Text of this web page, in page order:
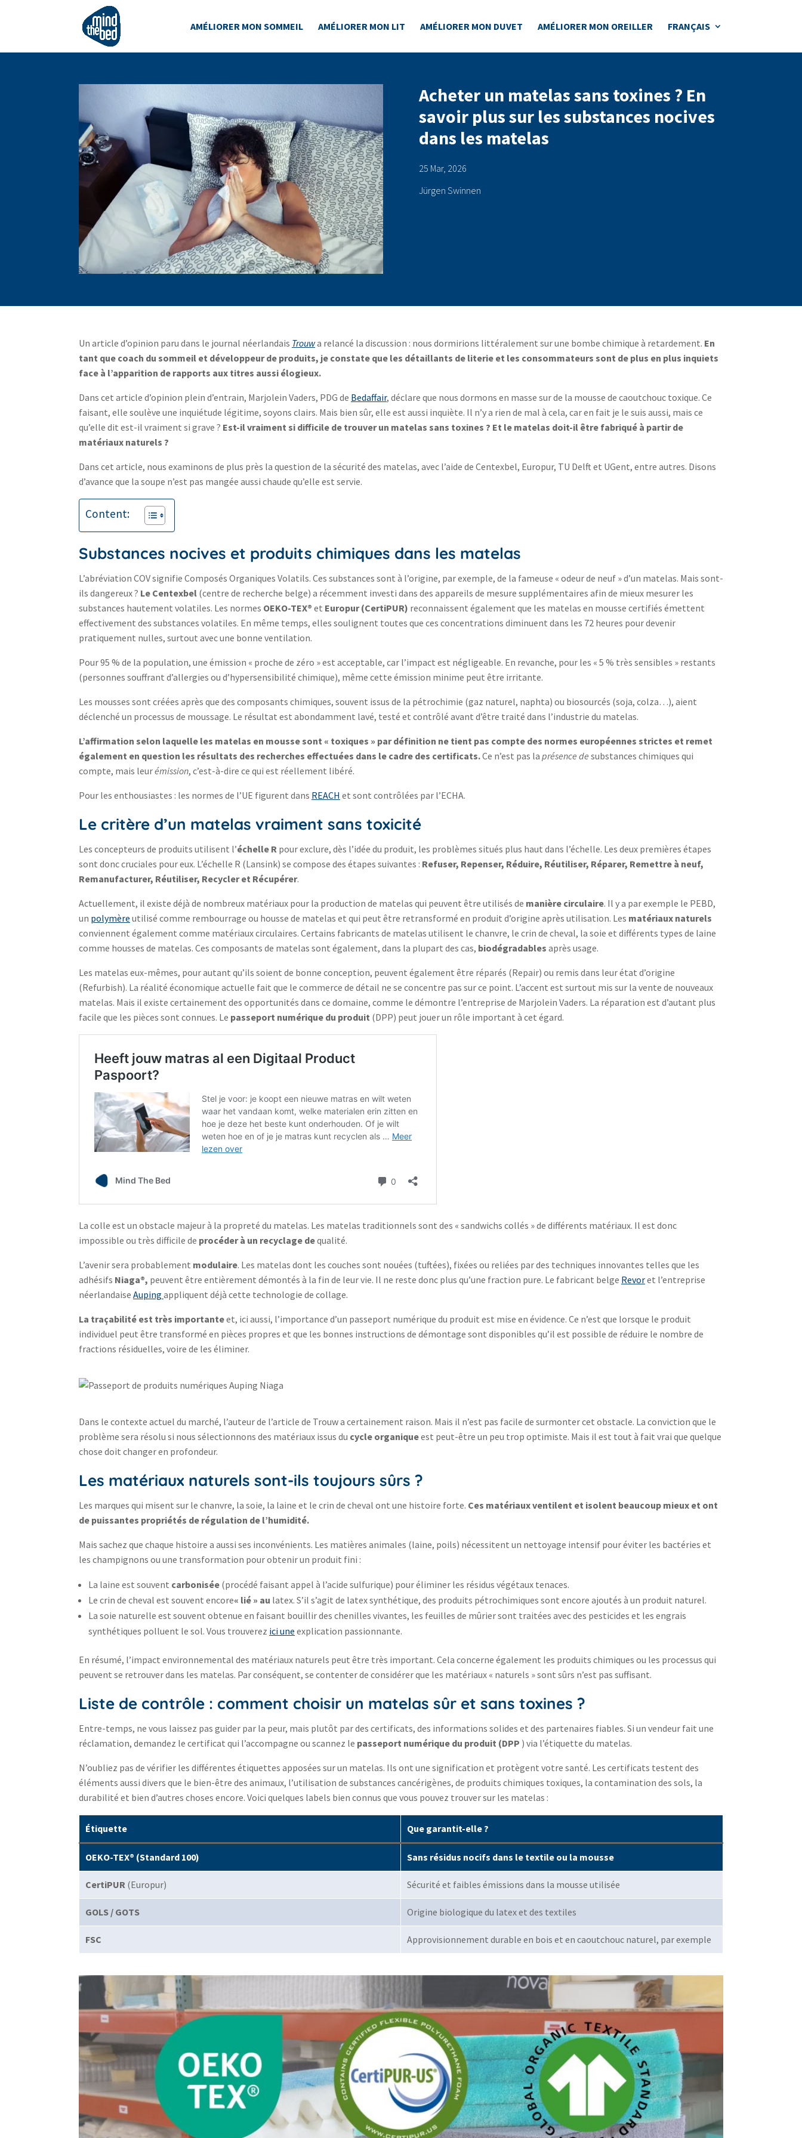
AMÉLIORER MON SOMMEIL AMÉLIORER MON LIT AMÉLIORER MON DUVET AMÉLIORER MON OREILLER FRANÇAIS
Acheter un matelas sans toxines ? En
savoir plus sur les substances nocives
dans les matelas
25 Mar, 2026
Jürgen Swinnen
Un article d’opinion paru dans le journal néerlandais Trouwa relancé la discussion : nous dormirions littéralement sur une bombe chimique à retardement. En
tant que coach du sommeil et développeur de produits, je constate que les détaillants de literie et les consommateurs sont de plus en plus inquiets
face à l’apparition de rapports aux titres aussi élogieux.
Dans cet article d’opinion plein d’entrain, Marjolein Vaders, PDG de Bedaffair, déclare que nous dormons en masse sur de la mousse de caoutchouc toxique. Ce
faisant, elle soulève une inquiétude légitime, soyons clairs. Mais bien sûr, elle est aussi inquiète. Il n’y a rien de mal à cela, car en fait je le suis aussi, mais ce
qu’elle dit est-il vraiment si grave ? Est-il vraiment si difficile de trouver un matelas sans toxines ? Et le matelas doit-il être fabriqué à partir de
matériaux naturels ?
Dans cet article, nous examinons de plus près la question de la sécurité des matelas, avec l’aide de Centexbel, Europur, TU Delft et UGent, entre autres. Disons
d’avance que la soupe n’est pas mangée aussi chaude qu’elle est servie.
Content:
Substances nocives et produits chimiques dans les matelas
L’abréviation COV signifie Composés Organiques Volatils. Ces substances sont à l’origine, par exemple, de la fameuse « odeur de neuf » d’un matelas. Mais sont-
ils dangereux ? Le Centexbel (centre de recherche belge) a récemment investi dans des appareils de mesure supplémentaires afin de mieux mesurer les
substances hautement volatiles. Les normes OEKO-TEX® et Europur (CertiPUR) reconnaissent également que les matelas en mousse certifiés émettent
effectivement des substances volatiles. En même temps, elles soulignent toutes que ces concentrations diminuent dans les 72 heures pour devenir
pratiquement nulles, surtout avec une bonne ventilation.
Pour 95 % de la population, une émission « proche de zéro » est acceptable, car l’impact est négligeable. En revanche, pour les « 5 % très sensibles » restants
(personnes souffrant d’allergies ou d’hypersensibilité chimique), même cette émission minime peut être irritante.
Les mousses sont créées après que des composants chimiques, souvent issus de la pétrochimie (gaz naturel, naphta) ou biosourcés (soja, colza…), aient
déclenché un processus de moussage. Le résultat est abondamment lavé, testé et contrôlé avant d’être traité dans l’industrie du matelas.
L’affirmation selon laquelle les matelas en mousse sont « toxiques » par définition ne tient pas compte des normes européennes strictes et remet
également en question les résultats des recherches effectuées dans le cadre des certificats.Ce n’est pas la présence de substances chimiques qui
compte, mais leurémission, c’est-à-dire ce qui est réellement libéré.
Pour les enthousiastes : les normes de l’UE figurent dans REACH et sont contrôlées par l’ECHA.
Le critère d’un matelas vraiment sans toxicité
Les concepteurs de produits utilisent l’échelle R pour exclure, dès l’idée du produit, les problèmes situés plus haut dans l’échelle. Les deux premières étapes
sont donc cruciales pour eux. L’échelle R (Lansink) se compose des étapes suivantes : Refuser, Repenser, Réduire, Réutiliser, Réparer, Remettre à neuf,
Remanufacturer, Réutiliser, Recycler et Récupérer.
Actuellement, il existe déjà de nombreux matériaux pour la production de matelas qui peuvent être utilisés de manière circulaire. Il y a par exemple le PEBD,
un polymère utilisé comme rembourrage ou housse de matelas et qui peut être retransformé en produit d’origine après utilisation. Les matériaux naturels
conviennent également comme matériaux circulaires. Certains fabricants de matelas utilisent le chanvre, le crin de cheval, la soie et différents types de laine
comme housses de matelas. Ces composants de matelas sont également, dans la plupart des cas, biodégradables après usage.
Les matelas eux-mêmes, pour autant qu’ils soient de bonne conception, peuvent également être réparés (Repair) ou remis dans leur état d’origine
(Refurbish). La réalité économique actuelle fait que le commerce de détail ne se concentre pas sur ce point. L’accent est surtout mis sur la vente de nouveaux
matelas. Mais il existe certainement des opportunités dans ce domaine, comme le démontre l’entreprise de Marjolein Vaders. La réparation est d’autant plus
facile que les pièces sont connues. Le passeport numérique du produit (DPP) peut jouer un rôle important à cet égard.
La colle est un obstacle majeur à la propreté du matelas. Les matelas traditionnels sont des « sandwichs collés » de différents matériaux. Il est donc
impossible ou très difficile de procéder à un recyclage dequalité.
L’avenir sera probablement modulaire. Les matelas dont les couches sont nouées (tuftées), fixées ou reliées par des techniques innovantes telles que les
adhésifs Niaga®, peuvent être entièrement démontés à la fin de leur vie. Il ne reste donc plus qu’une fraction pure. Le fabricant belge Revoret l’entreprise
néerlandaise Auping appliquent déjà cette technologie de collage.
La traçabilité est très importanteet, ici aussi, l’importance d’un passeport numérique du produit est mise en évidence. Ce n’est que lorsque le produit
individuel peut être transformé en pièces propres et que les bonnes instructions de démontage sont disponibles qu’il est possible de réduire le nombre de
fractions résiduelles, voire de les éliminer.
Dans le contexte actuel du marché, l’auteur de l’article de Trouw a certainement raison. Mais il n’est pas facile de surmonter cet obstacle. La conviction que le
problème sera résolu si nous sélectionnons des matériaux issus du cycle organiqueest peut-être un peu trop optimiste. Mais il est tout à fait vrai que quelque
chose doit changer en profondeur.
Les matériaux naturels sont-ils toujours sûrs ?
Les marques qui misent sur le chanvre, la soie, la laine et le crin de cheval ont une histoire forte. Ces matériaux ventilent et isolent beaucoup mieux et ont
de puissantes propriétés de régulation de l’humidité.
Mais sachez que chaque histoire a aussi ses inconvénients. Les matières animales (laine, poils) nécessitent un nettoyage intensif pour éviter les bactéries et
les champignons ou une transformation pour obtenir un produit fini :
La laine est souvent carbonisée (procédé faisant appel à l’acide sulfurique) pour éliminer les résidus végétaux tenaces.
Le crin de cheval est souvent encore« lié » au latex. S’il s’agit de latex synthétique, des produits pétrochimiques sont encore ajoutés à un produit naturel.
La soie naturelle est souvent obtenue en faisant bouillir des chenilles vivantes, les feuilles de mûrier sont traitées avec des pesticides et les engrais
synthétiques polluent le sol. Vous trouverez ici une explication passionnante.
En résumé, l’impact environnemental des matériaux naturels peut être très important. Cela concerne également les produits chimiques ou les processus qui
peuvent se retrouver dans les matelas. Par conséquent, se contenter de considérer que les matériaux « naturels » sont sûrs n’est pas suffisant.
Liste de contrôle : comment choisir un matelas sûr et sans toxines ?
Entre-temps, ne vous laissez pas guider par la peur, mais plutôt par des certificats, des informations solides et des partenaires fiables. Si un vendeur fait une
réclamation, demandez le certificat qui l’accompagne ou scannez le passeport numérique du produit (DPP ) via l’étiquette du matelas.
N’oubliez pas de vérifier les différentes étiquettes apposées sur un matelas. Ils ont une signification et protègent votre santé. Les certificats testent des
éléments aussi divers que le bien-être des animaux, l’utilisation de substances cancérigènes, de produits chimiques toxiques, la contamination des sols, la
durabilité et bien d’autres choses encore. Voici quelques labels bien connus que vous pouvez trouver sur les matelas :
Étiquette Que garantit-elle ?
OEKO-TEX® (Standard 100) Sans résidus nocifs dans le textile ou la mousse
CertiPUR (Europur) Sécurité et faibles émissions dans la mousse utilisée
GOLS / GOTS Origine biologique du latex et des textiles
FSC Approvisionnement durable en bois et en caoutchouc naturel, par exemple